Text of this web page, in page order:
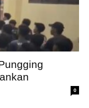
0